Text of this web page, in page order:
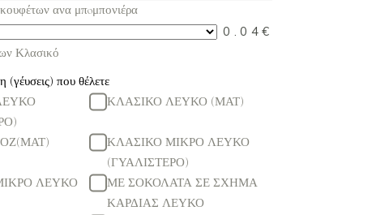
ανα μπoμπονιέρα
0.04€
Κλασικό
(γέυσεις) που θέλετε
ΚΛΑΣΙΚΟ ΛΕΥΚΟ (ΜΑΤ)
ΚΛΑΣΙΚΟ ΜΙΚΡΟ ΛΕΥΚΟ
(ΓΥΑΛΙΣΤΕΡΟ)
ΛΕΥΚΟ
ΜΕ ΣΟΚΟΛΑΤΑ ΣΕ ΣΧΗΜΑ
ΚΑΡΔΙΑΣ ΛΕΥΚΟ